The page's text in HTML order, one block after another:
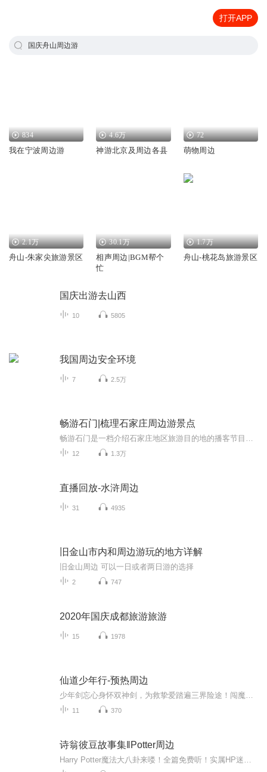
打开APP
国庆舟山周边游
834
我在宁波周边游
4.6万
神游北京及周边各县
72
萌物周边
2.1万
舟山-朱家尖旅游景区
30.1万
相声周边|BGM帮个
忙
1.7万
舟山-桃花岛旅游景区
国庆出游去山西
10 5805
我国周边安全环境
7 2.5万
畅游石门|梳理石家庄周边游景点
12 1.3万
直播回放-水浒周边
31 4935
旧金山市内和周边游玩的地方详解
旧金山周边 可以一日或者两日游的选择
2 747
2020年国庆成都旅游旅游
15 1978
仙道少年行-预热周边
11 370
诗翁彼豆故事集‖Potter周边